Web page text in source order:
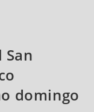
domingo